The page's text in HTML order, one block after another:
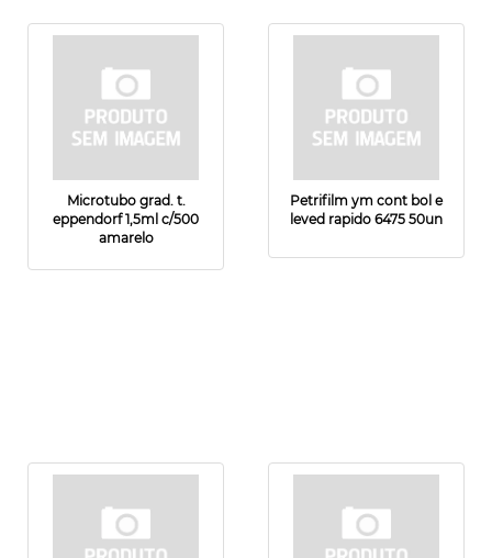
Microtubo grad. t.
eppendorf 1,5ml c/500
amarelo
Petrifilm ym cont bol e
leved rapido 6475 50un